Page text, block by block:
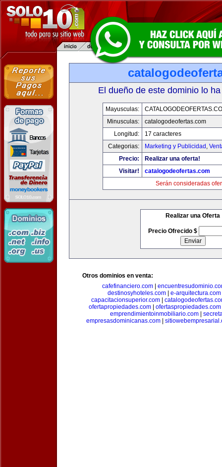
El dueño de este dominio lo
Mayusculas:
Minusculas:
catalogodeofertas.com
Longitud:
17 caracteres
Categorias:
Marketing y Publicidad ,
Precio:
Realizar una oferta!
Visitar!
catalogodeofertas.com
Serán consideradas
Realizar una Oferta
Precio Ofrecido $
Otros dominios en venta:
cafefinanciero.com
destinosyhoteles.com
e-arquitectura.com
capacitacionsuperior.com
ofertapropiedades.com
ofertaspropiedades.com
emprendimientoinmobiliario.com|
empresasdominicanas.com|